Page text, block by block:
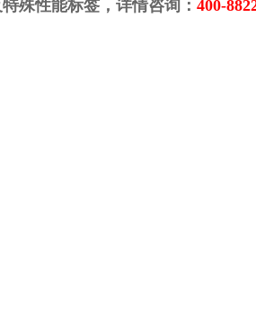
性能标签，详情咨询： 400-